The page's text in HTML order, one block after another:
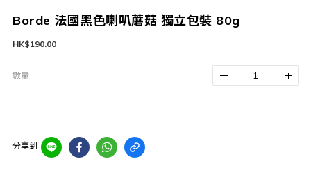
Borde 法國黑色喇叭蘑菇 獨立包裝 80g
HK$190.00
數量
分享到